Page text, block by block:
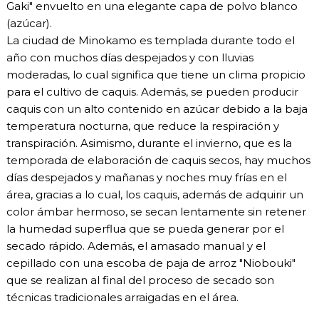
Gaki" envuelto en una elegante capa de polvo blanco
(azúcar).
La ciudad de Minokamo es templada durante todo el
año con muchos días despejados y con lluvias
moderadas, lo cual significa que tiene un clima propicio
para el cultivo de caquis. Además, se pueden producir
caquis con un alto contenido en azúcar debido a la baja
temperatura nocturna, que reduce la respiración y
transpiración. Asimismo, durante el invierno, que es la
temporada de elaboración de caquis secos, hay muchos
días despejados y mañanas y noches muy frías en el
área, gracias a lo cual, los caquis, además de adquirir un
color ámbar hermoso, se secan lentamente sin retener
la humedad superflua que se pueda generar por el
secado rápido. Además, el amasado manual y el
cepillado con una escoba de paja de arroz "Niobouki"
que se realizan al final del proceso de secado son
técnicas tradicionales arraigadas en el área.